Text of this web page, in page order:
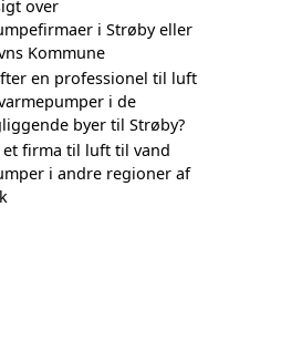
over
i Strøby eller
Kommune
en professionel til luft
i de
byer til Strøby?
et firma til luft til vand
i andre regioner af